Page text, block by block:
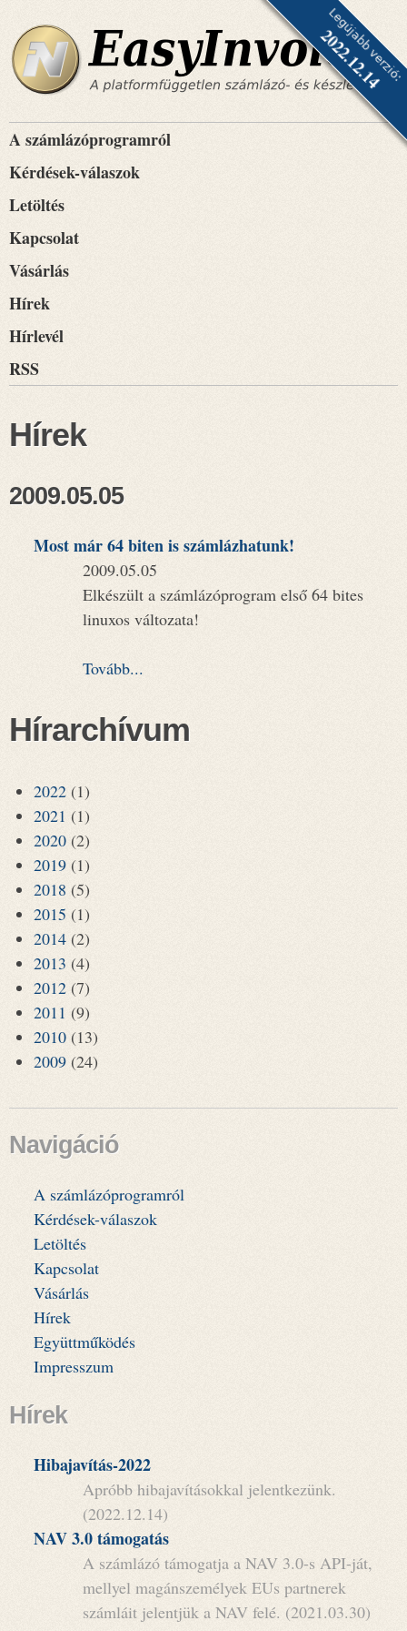
A számlázóprogramról
Kérdések-válaszok
Letöltés
Kapcsolat
Vásárlás
Hírek
Hírlevél
RSS
Legújabb verzió:
2022.12.14
Hírek
2009.05.05
Most már 64 biten is számlázhatunk!
2009.05.05
Elkészült a számlázóprogram első 64 bites
linuxos változata!
Tovább...
Hírarchívum
2022 (1)
2021 (1)
2020 (2)
2019 (1)
2018 (5)
2015 (1)
2014 (2)
2013 (4)
2012 (7)
2011 (9)
2010 (13)
2009 (24)
Navigáció
A számlázóprogramról
Kérdések-válaszok
Letöltés
Kapcsolat
Vásárlás
Hírek
Együttműködés
Impresszum
Hírek
Hibajavítás-2022
Apróbb hibajavításokkal jelentkezünk.
(2022.12.14)
NAV 3.0 támogatás
A számlázó támogatja a NAV 3.0-s API-ját,
mellyel magánszemélyek EUs partnerek
számláit jelentjük a NAV felé. (2021.03.30)